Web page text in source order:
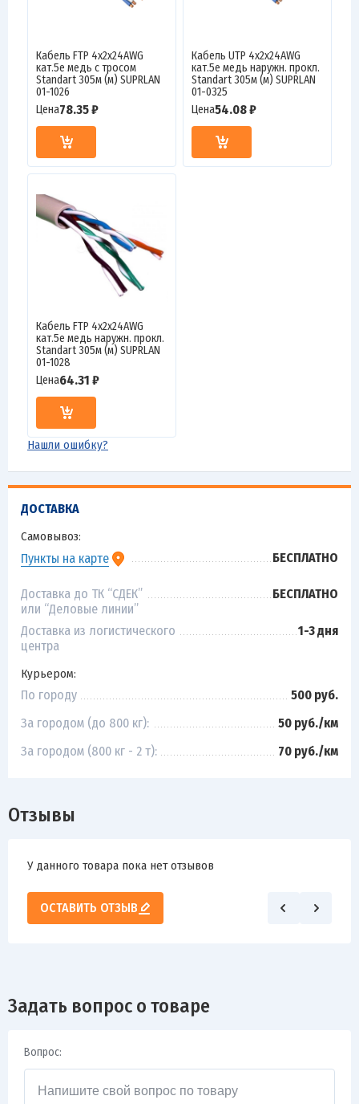
ДОСТАВКА
Самовывоз:
Пункты на карте БЕСПЛАТНО
Доставка до ТК “СДЕК”
или “Деловые линии”
БЕСПЛАТНО
Доставка из логистического
центра
1-3 дня
Курьером:
По городу
500 руб.
За городом (до 800 кг):
50 руб./км
За городом (800 кг - 2 т):
70 руб./км
Кабель FTP 4х2х24AWG
кат.5е медь с тросом
Standart 305м (м) SUPRLAN
01-1026
Цена78.35 ₽
Кабель UTP 4х2х24AWG
кат.5е медь наружн. прокл.
Standart 305м (м) SUPRLAN
01-0325
Цена54.08 ₽
Кабель FTP 4х2х24AWG
кат.5е медь наружн. прокл.
Standart 305м (м) SUPRLAN
01-1028
Цена64.31 ₽
Нашли ошибку?
Отзывы
У данного товара пока нет отзывов
ОСТАВИТЬ ОТЗЫВ
Задать вопрос о товаре
Вопрос: